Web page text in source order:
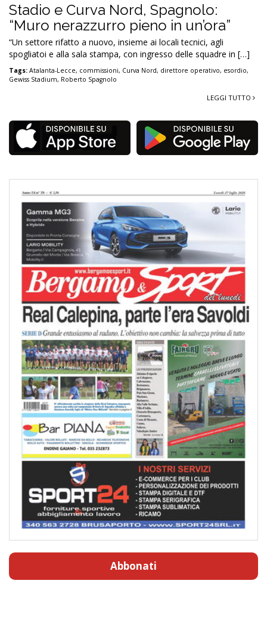
Stadio e Curva Nord, Spagnolo:
“Muro nerazzurro pieno in un’ora”
“Un settore rifatto a nuovo, insieme ai locali tecnici, agli
spogliatoi e alla sala stampa, con ingresso delle squadre in […]
Tags: Atalanta-Lecce, commissioni, Curva Nord, direttore operativo, esordio,
Gewiss Stadium, Roberto Spagnolo
LEGGI TUTTO
Abbonati